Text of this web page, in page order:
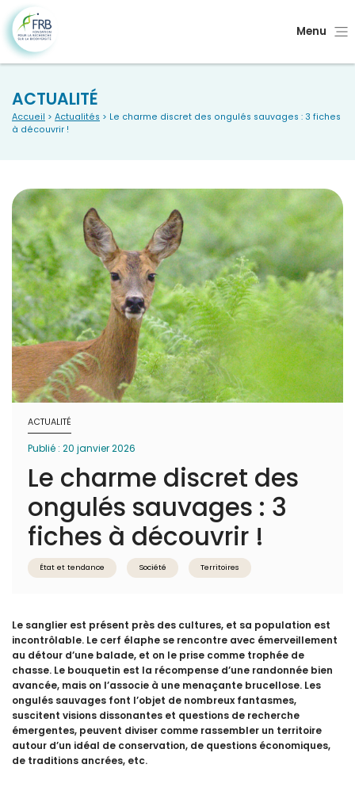
Menu
ACTUALITÉ
Accueil > Actualités > Le charme discret des ongulés sauvages : 3 fiches
à découvrir !
ACTUALITÉ
Publié : 20 janvier 2026
Le charme discret des
ongulés sauvages : 3
fiches à découvrir !
État et tendance Société Territoires
Le sanglier est présent près des cultures, et sa population est
incontrôlable. Le cerf élaphe se rencontre avec émerveillement
au détour d’une balade, et on le prise comme trophée de
chasse. Le bouquetin est la récompense d’une randonnée bien
avancée, mais on l’associe à une menaçante brucellose. Les
ongulés sauvages font l’objet de nombreux fantasmes,
suscitent visions dissonantes et questions de recherche
émergentes, peuvent diviser comme rassembler un territoire
autour d’un idéal de conservation, de questions économiques,
de traditions ancrées, etc.